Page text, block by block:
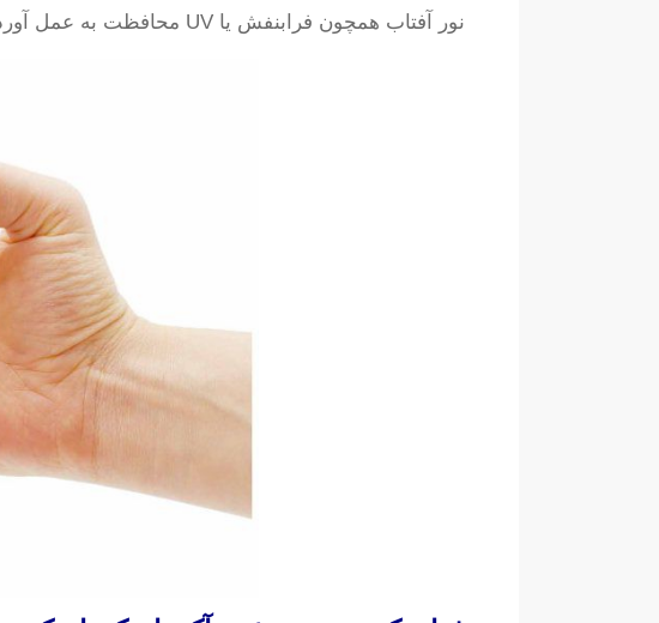
نور آفتاب همچون فرابنفش یا UV محافظت به عمل آورد. لازم به ذکر است که زینک همچنین دارای خاصیت آنتی اکسیدانی است.